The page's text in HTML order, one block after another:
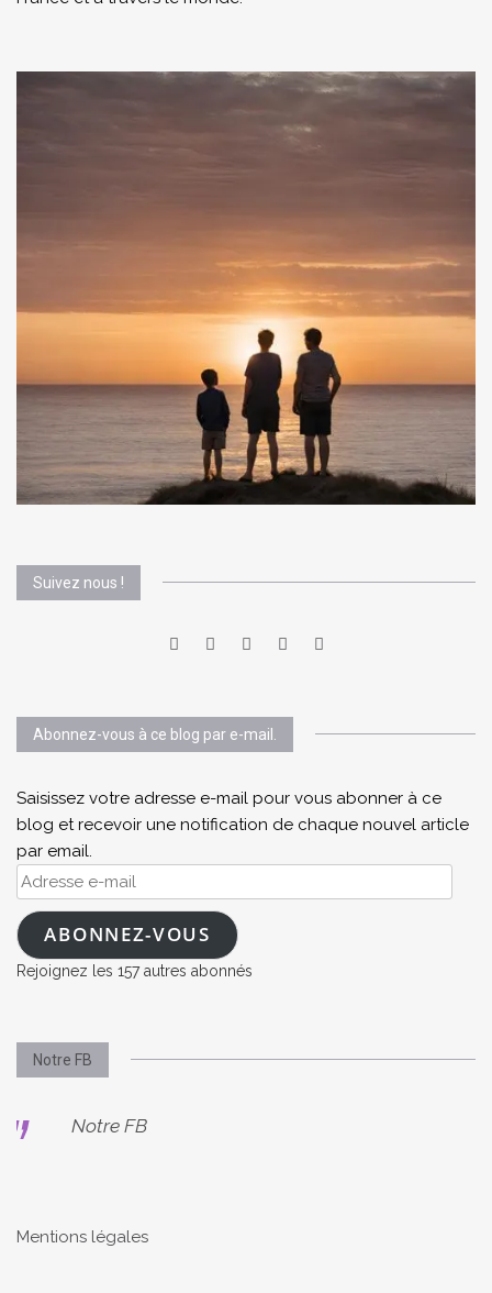
Suivez nous !
Abonnez-vous à ce blog par e-mail.
Saisissez votre adresse e-mail pour vous abonner à ce
blog et recevoir une notification de chaque nouvel article
par email.
Adresse
e-
mailABONNEZ-VOUS
Rejoignez les 157 autres abonnés
Notre FB
Notre FB
Mentions légales